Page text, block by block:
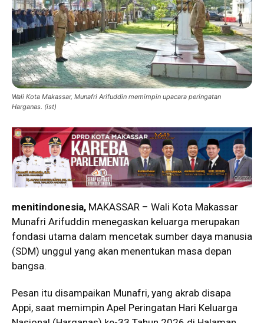
Wali Kota Makassar, Munafri Arifuddin memimpin upacara peringatan
Harganas. (ist)
menitindonesia, MAKASSAR – Wali Kota Makassar
Munafri Arifuddin menegaskan keluarga merupakan
fondasi utama dalam mencetak sumber daya manusia
(SDM) unggul yang akan menentukan masa depan
bangsa.
Pesan itu disampaikan Munafri, yang akrab disapa
Appi, saat memimpin Apel Peringatan Hari Keluarga